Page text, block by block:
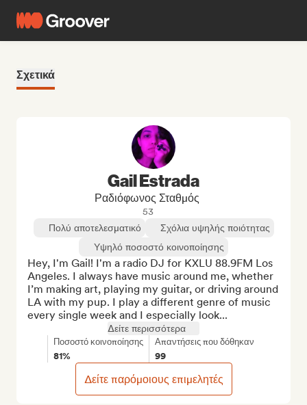
Σχετικά
Gail Estrada
Ραδιόφωνος Σταθμός
53
Πολύ αποτελεσματικό
Σχόλια υψηλής ποιότητας
Υψηλό ποσοστό κοινοποίησης
Hey, I'm Gail! I'm a radio DJ for KXLU 88.9FM Los
Angeles. I always have music around me, whether
I’m making art, playing my guitar, or driving around
LA with my pup. I play a different genre of music
every single week and I especially look...
Δείτε περισσότερα
Ποσοστό κοινοποίησης
81%
Απαντήσεις που δόθηκαν
99
Δείτε παρόμοιους επιμελητές